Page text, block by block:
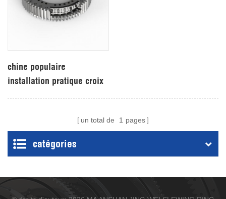
chine populaire
installation pratique croix
un total de 1 pages
catégories